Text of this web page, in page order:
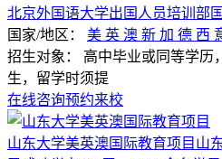
北京外国语大学出国人员培训部
国家/地区： 美 英 澳 新 加 德 西
招生对象： 高中毕业或同等学历
生，留学时须提
在线咨询预约来校
山东大学美英澳国际教育项目山